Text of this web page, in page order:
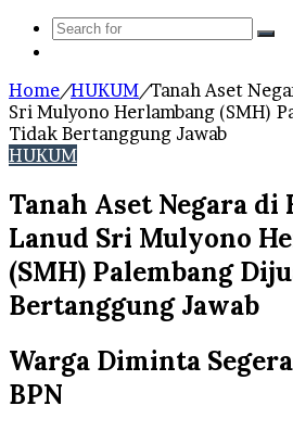
Home/HUKUM/Tanah Aset
Sri Mulyono Herlambang (SMH)
Tidak Bertanggung Jawab
HUKUM
Tanah Aset Negara di
Lanud Sri Mulyono
(SMH) Palembang
Bertanggung Jawab
Warga Diminta
BPN